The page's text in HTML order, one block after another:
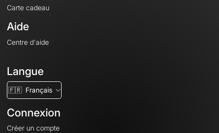
Carte cadeau
Aide
Centre d'aide
Langue
🇫🇷 Français
Connexion
Créer un compte